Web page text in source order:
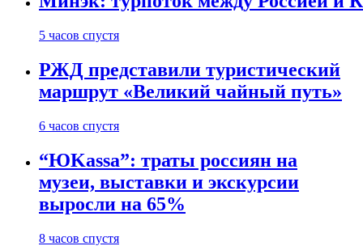
5 часов спустя
РЖД представили туристический
маршрут «Великий чайный путь»
6 часов спустя
“ЮKassa”: траты россиян на
музеи, выставки и экскурсии
выросли на 65%
8 часов спустя